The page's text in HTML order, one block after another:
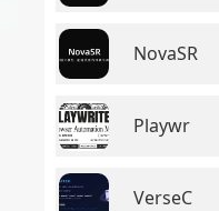
NovaSR
Playwr
VerseC